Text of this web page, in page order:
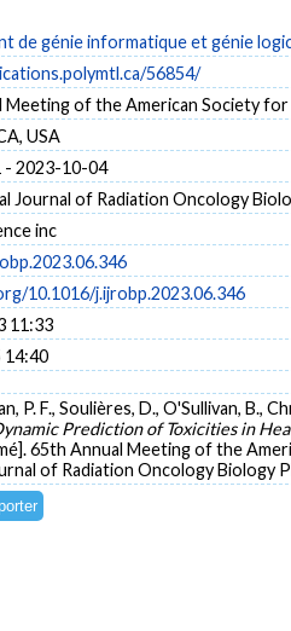
de génie informatique et génie
56854/
Meeting of the American Society
USA
- 2023-10-04
Journal of Radiation Oncology
inc
10.1016/j.ijrobp.2023.06.346
11:33
14:40
P. F., Soulières, D., O'Sullivan, B.,
Prediction of Toxicities in
65th Annual Meeting of the
of Radiation Oncology Biology